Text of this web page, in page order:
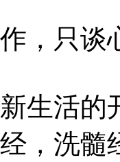
只谈
活的
，洗髓